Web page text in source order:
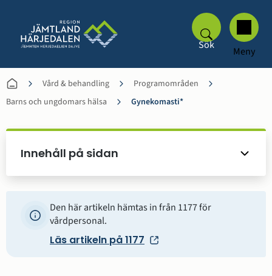
Sök Meny
Vård & behandling
Programområden
Barns och ungdomars hälsa
Gynekomasti*
Innehåll på sidan
Den här artikeln hämtas in från 1177 för
vårdpersonal.
Läs artikeln på 1177